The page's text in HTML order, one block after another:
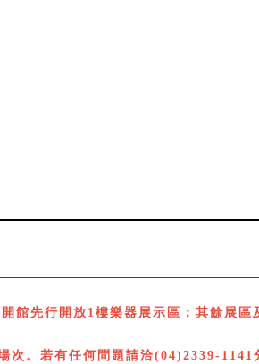
館先行開放1樓樂器展示區；其餘展區
。若有任何問題請洽(04)2339-1141